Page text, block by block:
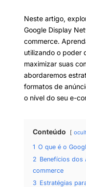
Neste artigo,
Google Display
commerce.
utilizando o poder
maximizar suas
abordaremos
formatos de
o nível do seu e-
Conteúdo
1 O que é o
2 Benefícios dos
commerce
3 Estratégias